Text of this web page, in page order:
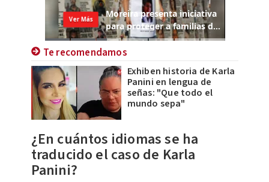
Te recomendamos
Exhiben historia de Karla
Panini en lengua de
señas: "Que todo el
mundo sepa"
¿En cuántos idiomas se ha
traducido el caso de Karla
Panini?